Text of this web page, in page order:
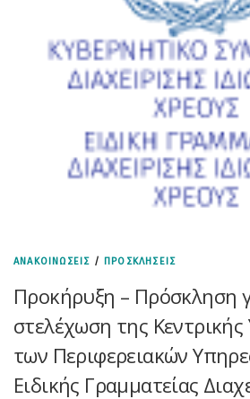
ΑΝΑΚΟΙΝΩΣΕΙΣ / ΠΡΟΣΚΛΗΣΕΙΣ
Προκήρυξη – Πρόσκληση
στελέχωση της Κεντρικής
των Περιφερειακών
Ειδικής Γραμματείας